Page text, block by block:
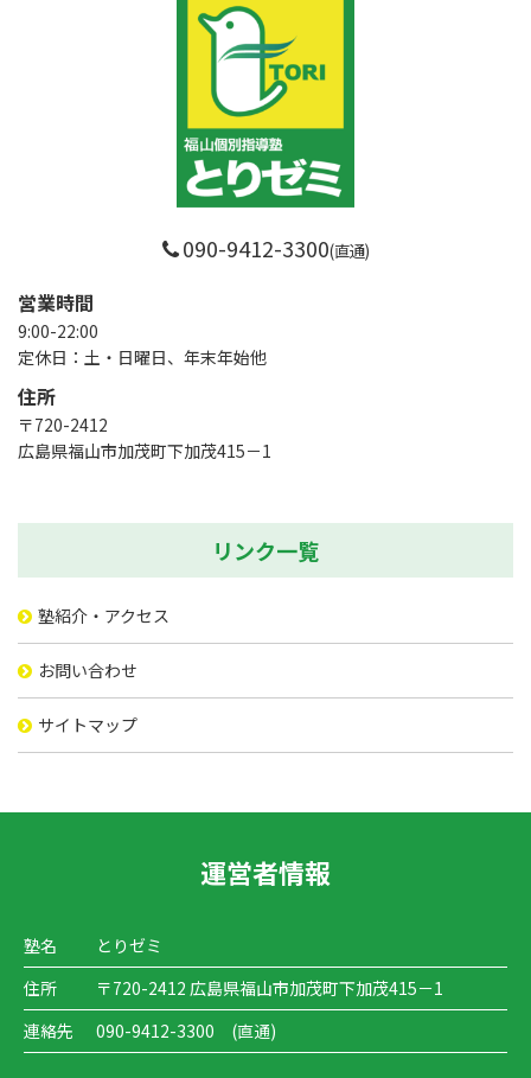
090-9412-3300(直通)
営業時間
9:00-22:00
定休日：土・日曜日、年末年始他
住所
〒720-2412
広島県福山市加茂町下加茂415－1
リンク一覧
塾紹介・アクセス
お問い合わせ
サイトマップ
運営者情報
塾名
とりゼミ
住所
〒720-2412 広島県福山市加茂町下加茂415－1
連絡先
090-9412-3300 (直通)